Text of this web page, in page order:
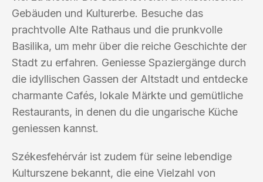
Gebäuden und Kulturerbe. Besuche das
prachtvolle Alte Rathaus und die prunkvolle
Basilika, um mehr über die reiche Geschichte der
Stadt zu erfahren. Geniesse Spaziergänge durch
die idyllischen Gassen der Altstadt und entdecke
charmante Cafés, lokale Märkte und gemütliche
Restaurants, in denen du die ungarische Küche
geniessen kannst.
Székesfehérvár ist zudem für seine lebendige
Kulturszene bekannt, die eine Vielzahl von